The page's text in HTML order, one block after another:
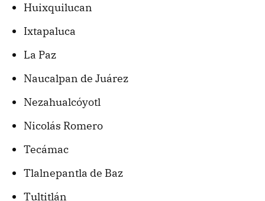
Huixquilucan
Ixtapaluca
La Paz
Naucalpan de Juárez
Nezahualcóyotl
Nicolás Romero
Tecámac
Tlalnepantla de Baz
Tultitlán